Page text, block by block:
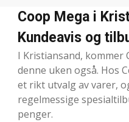
Coop Mega i
Kundeavis og
I Kristiansand, kommer
denne uken også. Hos
et rikt utvalg av varer,
regelmessige
penger.